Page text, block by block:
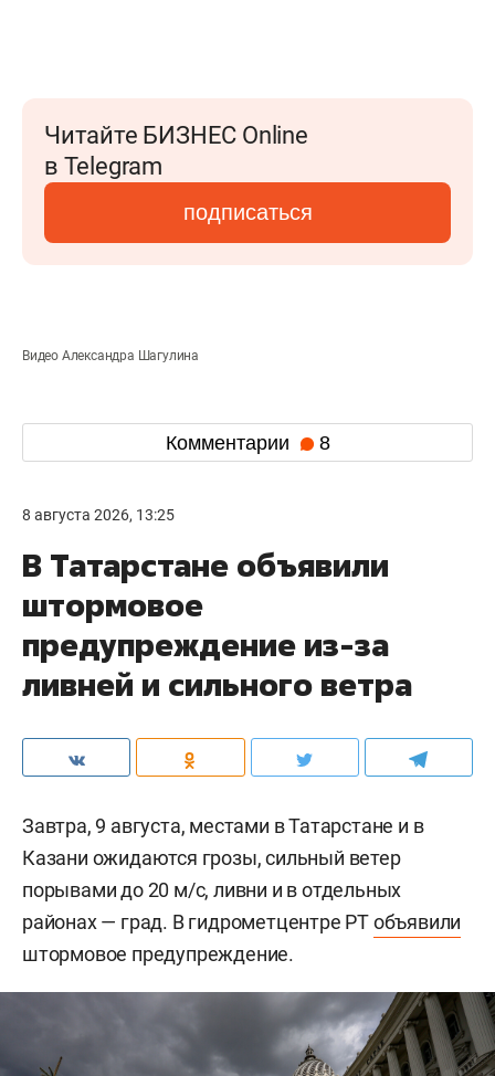
Читайте БИЗНЕС Online
в Telegram
подписаться
Видео Александра Шагулина
Комментарии 8
8 августа 2026, 13:25
В Татарстане объявили
штормовое
предупреждение из-за
ливней и сильного ветра
Завтра, 9 августа, местами в Татарстане и в
Казани ожидаются грозы, сильный ветер
порывами до 20 м/c, ливни и в отдельных
районах — град. В гидрометцентре РТобъявили
штормовое предупреждение.